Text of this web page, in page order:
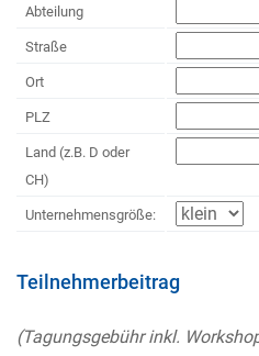
Abteilung
Straße
Ort
PLZ
Land (z.B. D oder
CH)
Unternehmensgröße:
Teilnehmerbeitrag
(Tagungsgebühr inkl.